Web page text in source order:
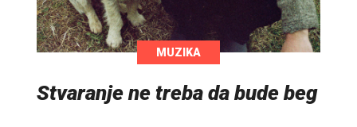
MUZIKA
Stvaranje ne treba da bude beg